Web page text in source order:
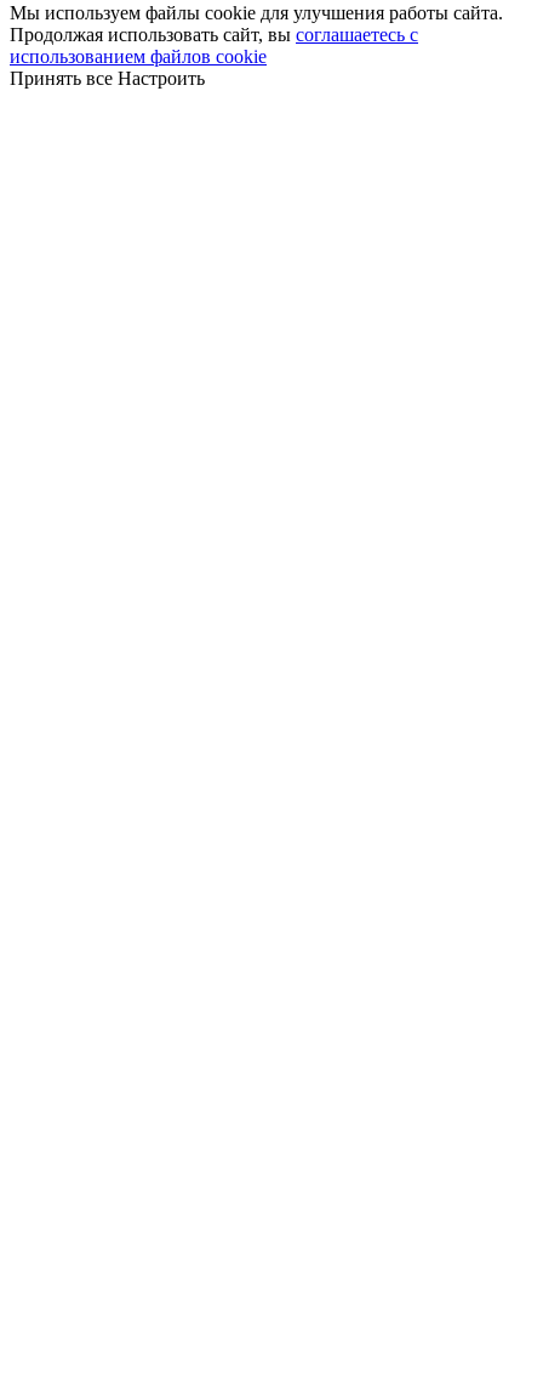
Мы используем файлы cookie для улучшения работы сайта.
Продолжая использовать сайт, вы соглашаетесь с
использованием файлов cookie
Принять все Настроить